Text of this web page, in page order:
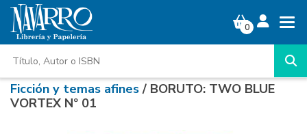
0
Ficción y temas afines/ BORUTO: TWO BLUE
VORTEX Nº 01